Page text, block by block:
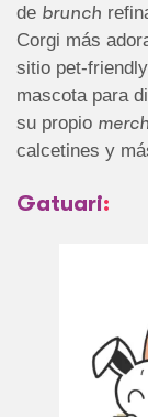
de brunch
Corgi más
sitio pet-
mascota para
su propio merch
calcetines y
Gatuari: